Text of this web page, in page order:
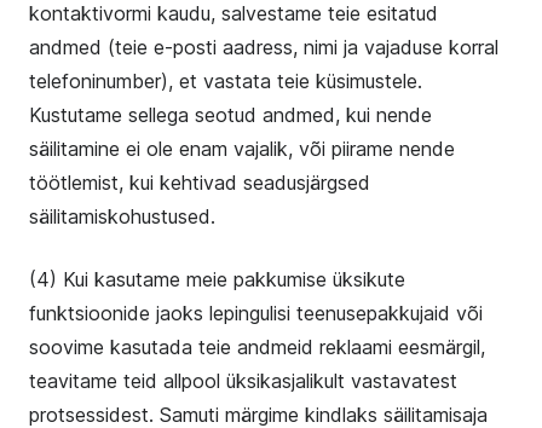
kontaktivormi kaudu, salvestame teie esitatud
andmed (teie e-posti aadress, nimi ja vajaduse korral
telefoninumber), et vastata teie küsimustele.
Kustutame sellega seotud andmed, kui nende
säilitamine ei ole enam vajalik, või piirame nende
töötlemist, kui kehtivad seadusjärgsed
säilitamiskohustused.
(4) Kui kasutame meie pakkumise üksikute
funktsioonide jaoks lepingulisi teenusepakkujaid või
soovime kasutada teie andmeid reklaami eesmärgil,
teavitame teid allpool üksikasjalikult vastavatest
protsessidest. Samuti märgime kindlaks säilitamisaja